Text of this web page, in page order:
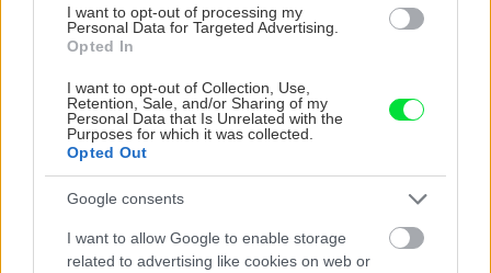
I want to opt-out of processing my
Personal Data for Targeted Advertising.
Opted In
I want to opt-out of Collection, Use,
Retention, Sale, and/or Sharing of my
Personal Data that Is Unrelated with the
Purposes for which it was collected.
Opted Out
Google consents
I want to allow Google to enable storage
related to advertising like cookies on web or
Na Morave prerobila
nepoznanie: Keď
vojdete dnu, zabudnete,
že nie ste v Toskánsku
S motorovou pílou sa
Slovák sa nebál a v
Čičmanoch si postavil
montovaný domček v